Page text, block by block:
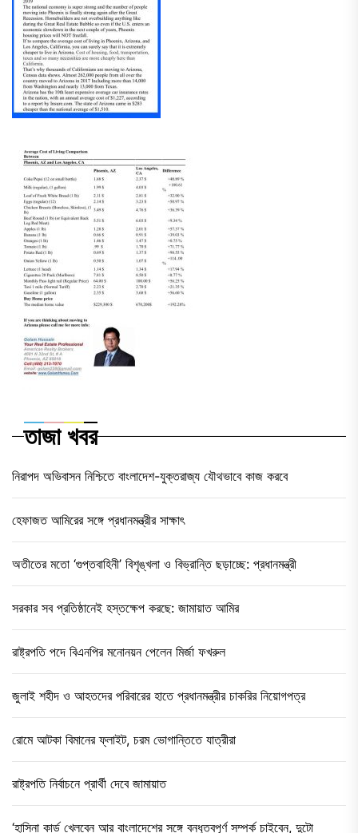
তাজা খবর
নিরাপদ অভিবাসন নিশ্চিতে বাংলাদেশ-যুক্তরাজ্য যৌথভাবে কাজ করবে
হেফাজত আমিরের সঙ্গে প্রধানমন্ত্রীর সাক্ষাৎ
অতীতের মতো ‘গুপ্তবাহিনী’ বিশৃঙ্খলা ও বিভ্রান্তি ছড়াচ্ছে: প্রধানমন্ত্রী
সরকার সব প্রতিষ্ঠানেই হস্তক্ষেপ করছে: জামায়াত আমির
রাষ্ট্রপতি পদে বিএনপির মনোনয়ন পেলেন মির্জা ফখরুল
জুলাই শহীদ ও আহতদের পরিবারের হাতে প্রধানমন্ত্রীর চাকরির নিয়োগপত্র
রোমে আটকা বিমানের ফ্লাইট, চরম ভোগান্তিতে যাত্রীরা
রাষ্ট্রপতি নির্বাচনে প্রার্থী দেবে জামায়াত
‘হাসিনা কার্ড খেলবেন আর বাংলাদেশের সঙ্গে বন্ধুত্বপূর্ণ সম্পর্ক চাইবেন, দুটো